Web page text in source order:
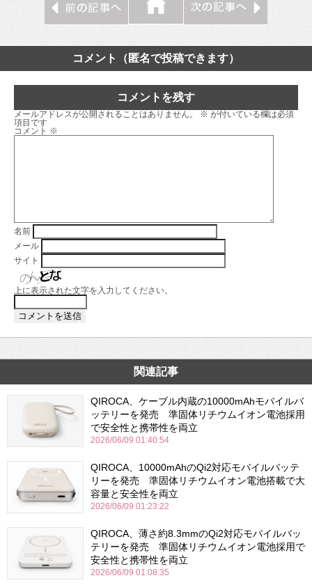
コメント（匿名で投稿できます）
コメントを残す
メールアドレスが公開されることはありません。 ※ が付いている欄は必須
項目です
コメント ※
名前
メール
サイト
上に表示された文字を入力してください。
関連記事
QIROCA、ケーブル内蔵の10000mAhモバイルバ
ッテリーを発売 準固体リチウムイオン電池採用
で安全性と携帯性を両立
2026/06/09 01:40:54
QIROCA、10000mAhのQi2対応モバイルバッテ
リーを発売 準固体リチウムイオン電池搭載で大
容量と安全性を両立
2026/06/09 01:23:22
QIROCA、薄さ約8.3mmのQi2対応モバイルバッ
テリーを発売 準固体リチウムイオン電池採用で
安全性と携帯性を両立
2026/06/09 01:08:35